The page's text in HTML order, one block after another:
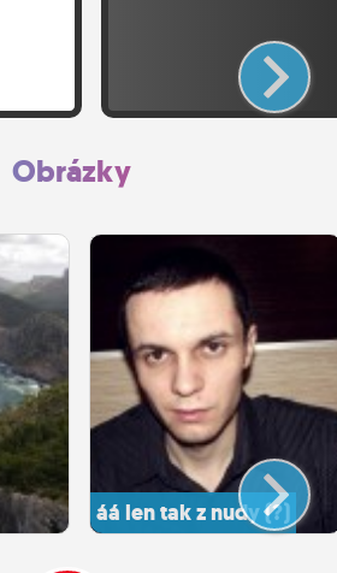
Obrázky
áá len tak z nudy (?)